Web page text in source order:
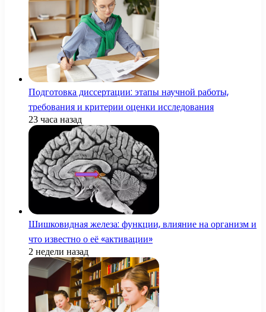
Подготовка диссертации: этапы научной работы,
требования и критерии оценки исследования
23 часа назад
Шишковидная железа: функции, влияние на организм и
что известно о её «активации»
2 недели назад